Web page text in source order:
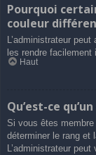
Pourquoi
couleur
L’administrateur
les rendre facilement
Haut
Qu’est-ce
Si vous êtes
déterminer le rang et
L’administrateur